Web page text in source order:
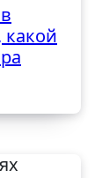
какой